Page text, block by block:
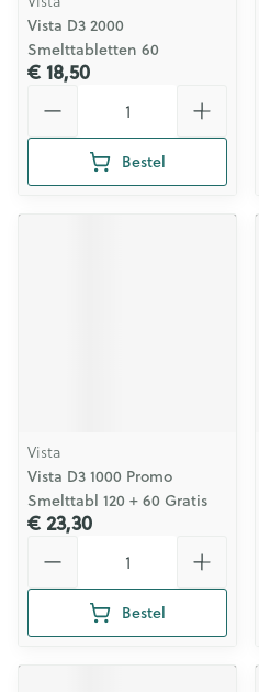
Vista D3 2000
Smelttabletten 60
€ 18,50
Bestel
Vista
Vista D3 1000 Promo
Smelttabl 120 + 60 Gratis
€ 23,30
Bestel